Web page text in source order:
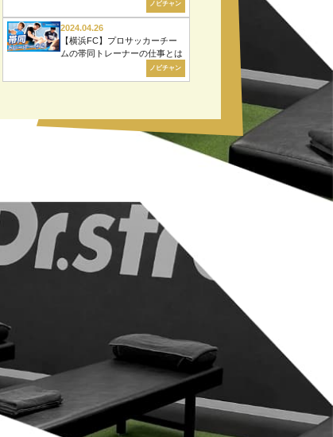
ノビチャン
2024.04.26
【横浜FC】プロサッカーチー
ムの帯同トレーナーの仕事とは
ノビチャン